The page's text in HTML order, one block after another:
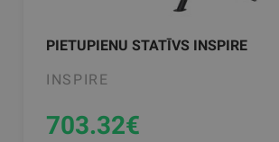
PIETUPIENU STATĪVS INSPIRE
INSPIRE
703.32€